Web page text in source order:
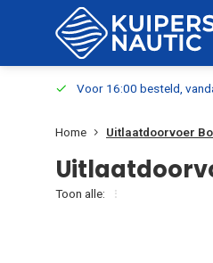
Voor 16:00 besteld,
Home Uitlaatdoorvoer
Toon alle: